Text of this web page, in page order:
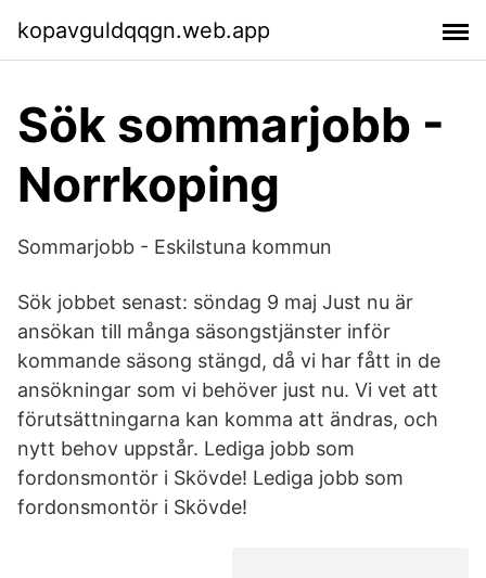
kopavguldqqgn.web.app
Sök sommarjobb -
Norrkoping
Sommarjobb - Eskilstuna kommun
Sök jobbet senast: söndag 9 maj Just nu är
ansökan till många säsongstjänster inför
kommande säsong stängd, då vi har fått in de
ansökningar som vi behöver just nu. Vi vet att
förutsättningarna kan komma att ändras, och
nytt behov uppstår. Lediga jobb som
fordonsmontör i Skövde! Lediga jobb som
fordonsmontör i Skövde!